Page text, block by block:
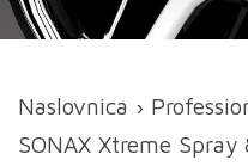
Naslovnica ›
SONAX Xtreme